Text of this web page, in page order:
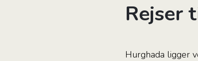
Rejser
Hurghada ligger